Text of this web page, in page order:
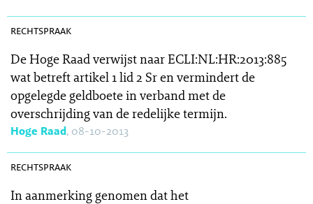
rechtspraak
De Hoge Raad verwijst naar ECLI:NL:HR:2013:885
wat betreft artikel 1 lid 2 Sr en vermindert de
opgelegde geldboete in verband met de
overschrijding van de redelijke termijn.
Hoge Raad, 08-10-2013
rechtspraak
In aanmerking genomen dat het